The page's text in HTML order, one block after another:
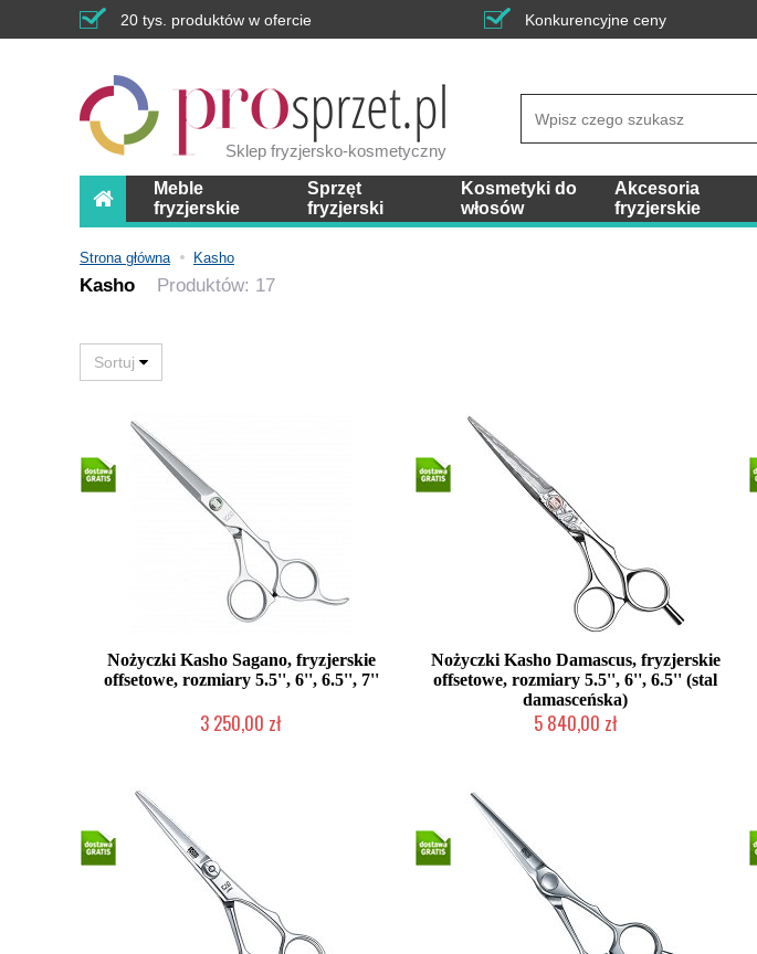
20 tys. produktów w ofercie Konkurencyjne ceny
Sklep fryzjersko-kosmetyczny
Meble
fryzjerskie
Sprzęt
fryzjerski
Kosmetyki do
włosów
Akcesoria
fryzjerskie
Strona główna Kasho
Kasho Produktów: 17
Nożyczki Kasho Sagano, fryzjerskie
offsetowe, rozmiary 5.5'', 6'', 6.5'', 7''
3 250,00 zł
Nożyczki Kasho Damascus, fryzjerskie
offsetowe, rozmiary 5.5'', 6'', 6.5'' (stal
damasceńska)
5 840,00 zł